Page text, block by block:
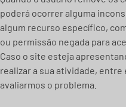
poderá ocorrer alguma
algum recurso específico,
ou permissão negada para
Caso o site esteja
realizar a sua atividade,
avaliarmos o problema.